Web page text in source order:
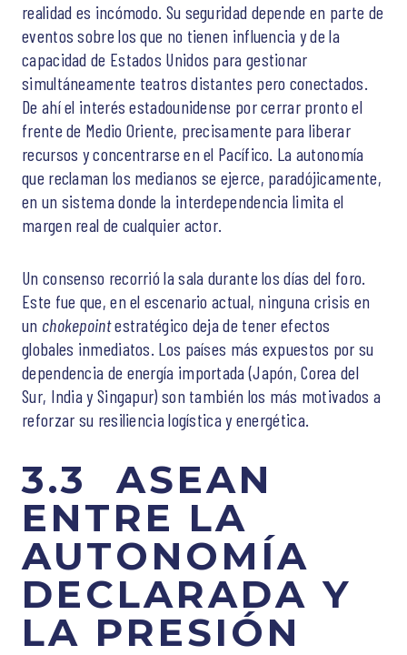
realidad es incómodo. Su seguridad depende en parte de
eventos sobre los que no tienen influencia y de la
capacidad de Estados Unidos para gestionar
simultáneamente teatros distantes pero conectados.
De ahí el interés estadounidense por cerrar pronto el
frente de Medio Oriente, precisamente para liberar
recursos y concentrarse en el Pacífico. La autonomía
que reclaman los medianos se ejerce, paradójicamente,
en un sistema donde la interdependencia limita el
margen real de cualquier actor.
Un consenso recorrió la sala durante los días del foro.
Este fue que, en el escenario actual, ninguna crisis en
un chokepointestratégico deja de tener efectos
globales inmediatos. Los países más expuestos por su
dependencia de energía importada (Japón, Corea del
Sur, India y Singapur) son también los más motivados a
reforzar su resiliencia logística y energética.
3.3 ASEAN
ENTRE LA
AUTONOMÍA
DECLARADA Y
LA PRESIÓN